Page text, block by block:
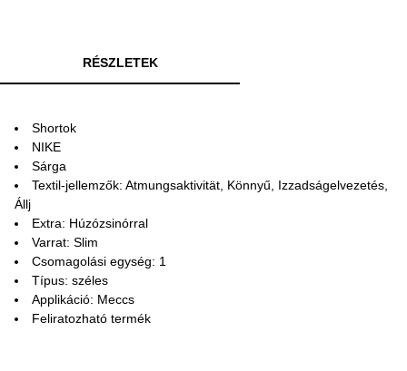
RÉSZLETEK
Shortok
NIKE
Sárga
Textil-jellemzők: Atmungsaktivität, Könnyű, Izzadságelvezetés,
Állj
Extra: Húzózsinórral
Varrat: Slim
Csomagolási egység: 1
Típus: széles
Applikáció: Meccs
Feliratozható termék